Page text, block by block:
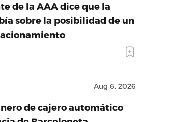
de la AAA dice que la
sobre la posibilidad de un
Aug 6, 2026
de cajero automático